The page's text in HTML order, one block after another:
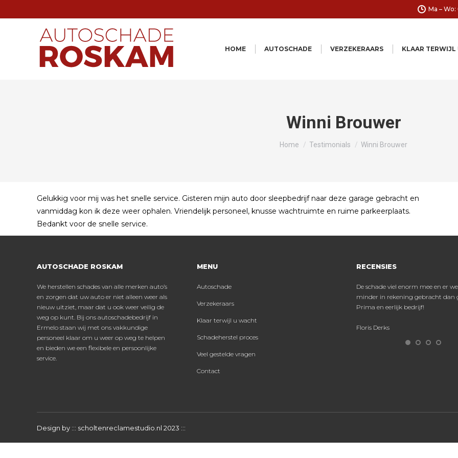
Ma –
HOME AUTOSCHADE VERZEKERAARS KLAAR TERWIJL
Winni Brouwer
Je bent hier:
Home Testimonials Winni Brouwer
Gelukkig voor mij was het snelle service. Gisteren mijn auto door sleepbedrijf naar deze garage gebracht en
vanmiddag kon ik deze weer ophalen. Vriendelijk personeel, knusse wachtruimte en ruime parkeerplaats.
Bedankt voor de snelle service.
AUTOSCHADE ROSKAM
We herstellen schades van alle merken auto’s
en zorgen dat uw auto er niet alleen weer als
nieuw uitziet, maar dat u ook weer veilig de
weg op kunt. Bij ons autoschadebedrijf in
Ermelo staan wij met ons vakkundige
personeel klaar om u weer op weg te helpen
en bieden we een flexibele en persoonlijke
service.
MENU
Autoschade
Verzekeraars
Klaar terwijl u wacht
Schadeherstel proces
Veel gestelde vragen
Contact
RECENSIES
Super goede ervaring bij autoschade
Roskam. Het resultaat van de schadeherstel
was boven verwachting! Conclusie: Top
service!
Michiel Markus
Goede service en prima prestatie qua
Egbert Vonkeman
De schade viel enorm mee en er
minder in rekening gebracht dan
Prima en eerlijk bedrijf!
Floris Derks
Design by ::: scholtenreclamestudio.nl 2023 :::